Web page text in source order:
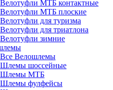
Велотуфли МТБ контактные
Велотуфли МТБ плоские
Велотуфли для туризма
Велотуфли для триатлона
Велотуфли зимние
Все Велошлемы
Шлемы шоссейные
Шлемы МТБ
Шлемы фулфейсы